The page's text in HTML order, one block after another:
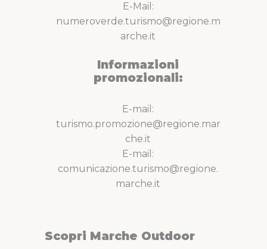
E-Mail:
numeroverde.turismo@regione.m
arche.it
Informazioni
promozionali:
E-mail:
turismo.promozione@regione.mar
che.it
E-mail:
comunicazione.turismo@regione.
marche.it
Scopri Marche Outdoor